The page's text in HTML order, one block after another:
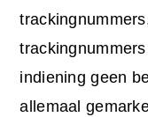
indiening geen
allemaal